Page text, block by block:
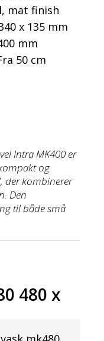
Intra MK400 er
og
der kombinerer
Den
til både små
mat finish
x 135 mm
mm
50 cm
480 x